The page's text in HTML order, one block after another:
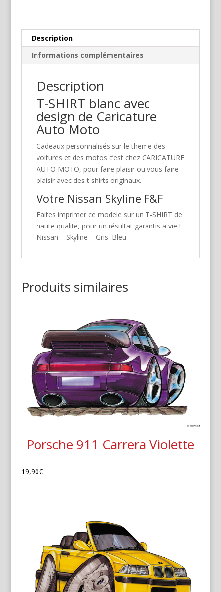
Description
Informations complémentaires
Description
T-SHIRT blanc avec
design de Caricature
Auto Moto
Cadeaux personnalisés sur le theme des
voitures et des motos c’est chez CARICATURE
AUTO MOTO, pour faire plaisir ou vous faire
plaisir avec des t shirts originaux.
Votre Nissan Skyline F&F
Faites imprimer ce modele sur un T-SHIRT de
haute qualite, pour un résultat garantis a vie !
Nissan – Skyline – Gris|Bleu
Produits similaires
Porsche 911 Carrera Violette
19,90€